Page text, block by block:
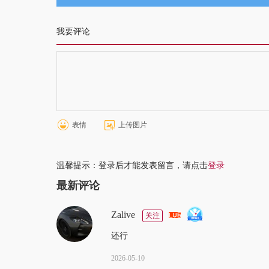
我要评论
表情 上传图片
温馨提示：登录后才能发表留言，请点击登录
最新评论
Zalive 关注
还行
2026-05-10